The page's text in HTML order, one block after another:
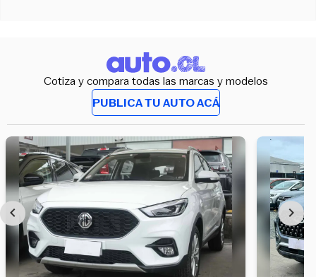
Cotiza y compara todas las marcas y modelos
PUBLICA TU AUTO ACÁ